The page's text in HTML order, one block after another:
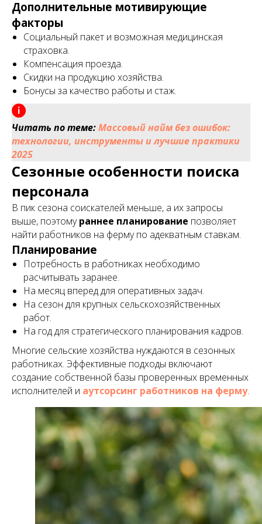
Дополнительные мотивирующие
факторы
Социальный пакет и возможная медицинская
страховка.
Компенсация проезда.
Скидки на продукцию хозяйства.
Бонусы за качество работы и стаж.
Читать по теме:Массовый найм без ошибок:
технологии, инструменты и лучшие практики
2025
Сезонные особенности поиска
персонала
В пик сезона соискателей меньше, а их запросы
выше, поэтомураннее планирование позволяет
найти работников на ферму по адекватным ставкам.
Планирование
Потребность в работниках необходимо
расчитывать заранее.
На месяц вперед для оперативных задач.
На сезон для крупных сельскохозяйственных
работ.
На год для стратегического планирования кадров.
Многие сельские хозяйства нуждаются в сезонных
работниках. Эффективные подходы включают
создание собственной базы проверенных временных
исполнителей и аутсорсинг работников на ферму.